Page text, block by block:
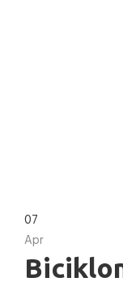
07
Apr